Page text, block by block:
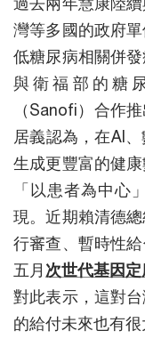
灣等多國的政府
低糖尿病相關併
與衛福部的糖
（Sanofi）合作
居義認為，在AI
生成更豐富的健
「以患者為中心
現。近期賴清德
行審查、暫時性
五月 次世代基因定
對此表示，這對
的給付未來也有很